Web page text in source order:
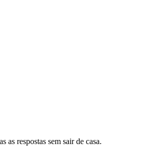
as respostas sem sair de casa.